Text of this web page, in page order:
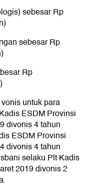
sebesar Rp
sebesar Rp
Rp
untuk para
ESDM Provinsi
divonis 4 tahun
ESDM Provinsi
divonis 4 tahun
selaku Plt Kadis
2019 divonis 2